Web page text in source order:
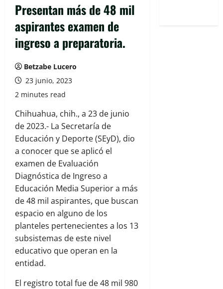
Presentan más de 48 mil
aspirantes examen de
ingreso a preparatoria.
Betzabe Lucero
23 junio, 2023
2 minutes read
Chihuahua, chih., a 23 de junio
de 2023.- La Secretaría de
Educación y Deporte (SEyD), dio
a conocer que se aplicó el
examen de Evaluación
Diagnóstica de Ingreso a
Educación Media Superior a más
de 48 mil aspirantes, que buscan
espacio en alguno de los
planteles pertenecientes a los 13
subsistemas de este nivel
educativo que operan en la
entidad.
El registro total fue de 48 mil 980